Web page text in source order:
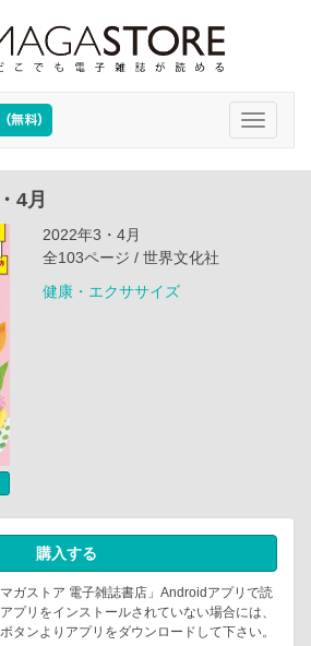
Toggle
4月
2022年3・4月
全103ページ / 世界文化社
健康・エクササイズ
購入する
ガストア 電子雑誌書店」Androidアプリで読
プリをインストールされていない場合には、
タンよりアプリをダウンロードして下さい。